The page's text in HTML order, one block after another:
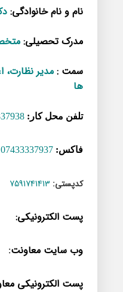
نام و نام خانوادگی:
مدرک تحصیلی:
سمت : مدیر نظارت،
ها
تلفن محل کار:
فاکس:07433337937
کدپستی: 7591741413
پست الکترونیکی:
وب سایت معاونت:
پست الکترونیکی